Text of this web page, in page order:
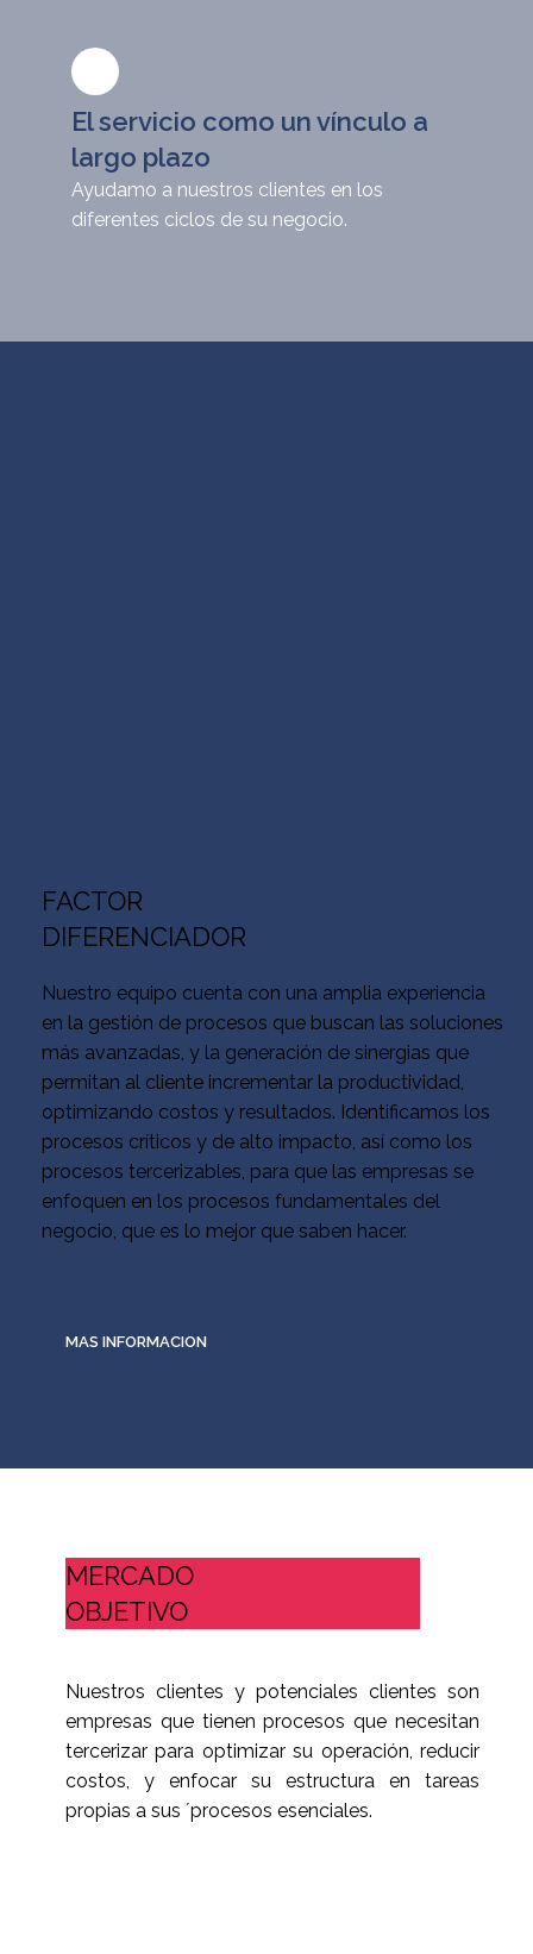
El servicio como un vínculo a
largo plazo
Ayudamo a nuestros clientes en los
diferentes ciclos de su negocio.
FACTOR
DIFERENCIADOR
Nuestro equipo cuenta con una amplia experiencia
en la gestión de procesos que buscan las soluciones
más avanzadas, y la generación de sinergias que
permitan al cliente incrementar la productividad,
optimizando costos y resultados. Identificamos los
procesos críticos y de alto impacto, así como los
procesos tercerizables, para que las empresas se
enfoquen en los procesos fundamentales del
negocio, que es lo mejor que saben hacer.
MAS INFORMACION
MERCADO
OBJETIVO
Nuestros clientes y potenciales clientes son
empresas que tienen procesos que necesitan
tercerizar para optimizar su operación, reducir
costos, y enfocar su estructura en tareas
propias a sus ´procesos esenciales.